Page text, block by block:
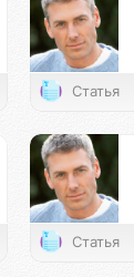
Статья
Статья